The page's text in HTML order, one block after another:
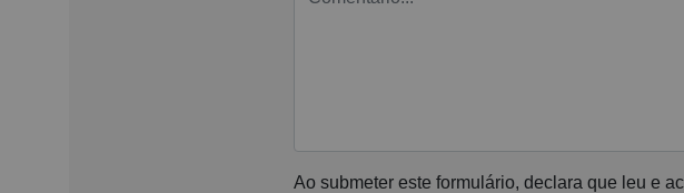
Ao submeter este formulário, declara que leu e